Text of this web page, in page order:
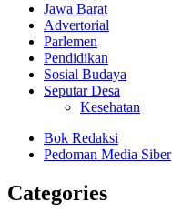
Jawa Barat
Advertorial
Parlemen
Pendidikan
Sosial Budaya
Seputar Desa
Kesehatan
Bok Redaksi
Pedoman Media Siber
Categories